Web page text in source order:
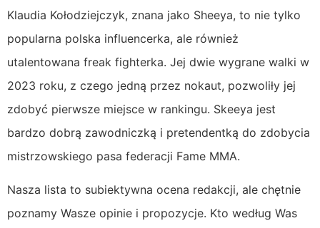
Klaudia Kołodziejczyk, znana jako Sheeya, to nie tylko
popularna polska influencerka, ale również
utalentowana freak fighterka. Jej dwie wygrane walki w
2023 roku, z czego jedną przez nokaut, pozwoliły jej
zdobyć pierwsze miejsce w rankingu. Skeeya jest
bardzo dobrą zawodniczką i pretendentką do zdobycia
mistrzowskiego pasa federacji Fame MMA.
Nasza lista to subiektywna ocena redakcji, ale chętnie
poznamy Wasze opinie i propozycje. Kto według Was